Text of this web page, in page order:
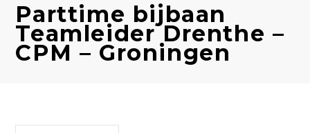
Parttime bijbaan
Teamleider Drenthe –
CPM – Groningen
Nieuwsbrief feed